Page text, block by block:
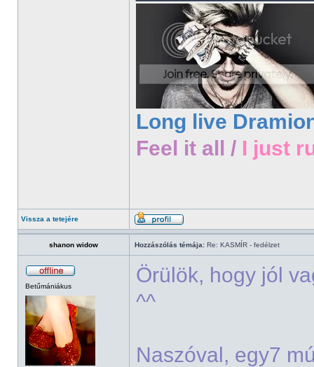
Long live
Feel it all / I just
Vissza a tetejére
shanon widow Hozzászólás témája: Re: KASMÍR - fedélzet
Betűmániákus
Örülök, hogy jól
^^
Naszóval, egy7